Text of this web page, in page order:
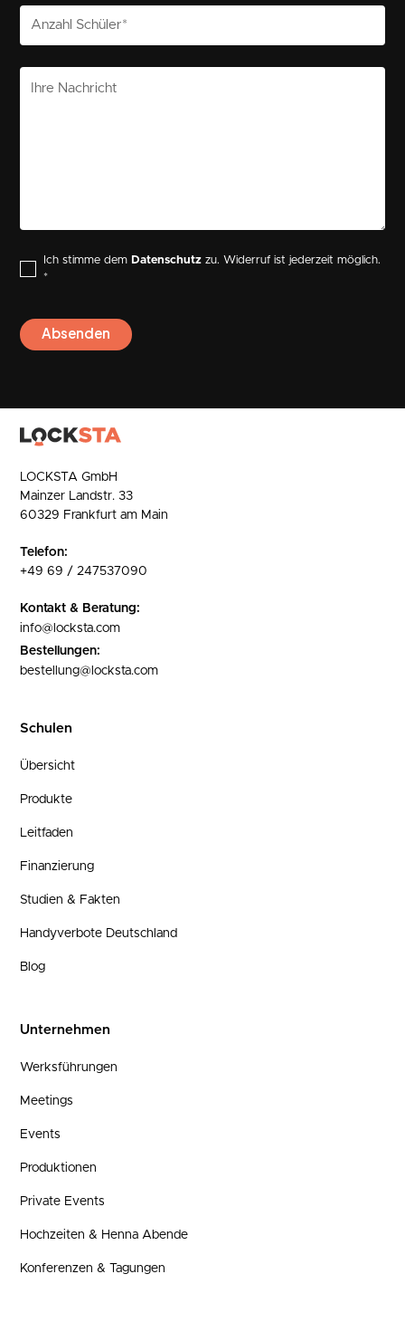
Ich stimme dem Datenschutz zu. Widerruf ist jederzeit möglich.
*
LOCKSTA GmbH
Mainzer Landstr. 33
60329 Frankfurt am Main
Telefon:
+49 69 / 247537090
Kontakt & Beratung:
info@locksta.com
Bestellungen:
bestellung@locksta.com
Schulen
Übersicht
Produkte
Leitfaden
Finanzierung
Studien & Fakten
Handyverbote Deutschland
Blog
Unternehmen
Werksführungen
Meetings
Events
Produktionen
Private Events
Hochzeiten & Henna Abende
Konferenzen & Tagungen